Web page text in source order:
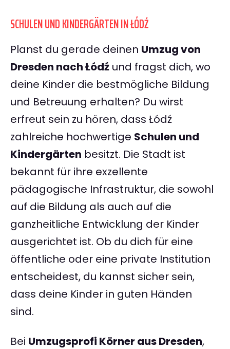
SCHULEN UND KINDERGÄRTEN IN ŁÓDŹ
Planst du gerade deinen Umzug von
Dresden nach Łódź und fragst dich, wo
deine Kinder die bestmögliche Bildung
und Betreuung erhalten? Du wirst
erfreut sein zu hören, dass Łódź
zahlreiche hochwertige Schulen und
Kindergärten besitzt. Die Stadt ist
bekannt für ihre exzellente
pädagogische Infrastruktur, die sowohl
auf die Bildung als auch auf die
ganzheitliche Entwicklung der Kinder
ausgerichtet ist. Ob du dich für eine
öffentliche oder eine private Institution
entscheidest, du kannst sicher sein,
dass deine Kinder in guten Händen
sind.
Bei Umzugsprofi Körner aus Dresden,